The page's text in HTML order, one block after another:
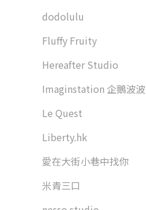
dodolulu
Fluffy Fruity
Hereafter Studio
Imaginstation 企鵝波波
Le Quest
Liberty.hk
愛在大街小巷中找你
米青三口